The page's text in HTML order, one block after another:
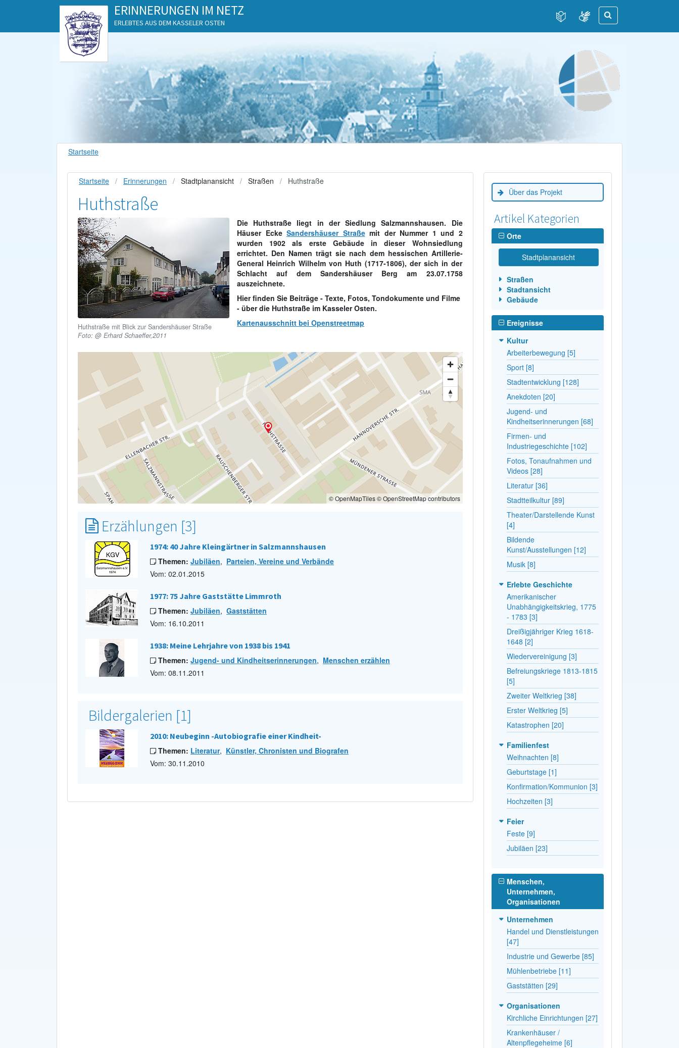
ERINNERUNGEN IM NETZ
ERLEBTES AUS DEM KASSELER OSTEN
Startseite
Startseite Erinnerungen Stadtplanansicht Straßen Huthstraße
Huthstraße
Huthstraße mit Blick zur Sandershäuser Straße
Foto: @ Erhard Schaeffer,2011
Die Huthstraße liegt in der Siedlung Salzmannshausen. Die
Häuser Ecke Sandershäuser Straßemit der Nummer 1 und 2
wurden 1902 als erste Gebäude in dieser Wohnsiedlung
errichtet. Den Namen trägt sie nach dem hessischen Artillerie-
General Heinrich Wilhelm von Huth (1717-1806), der sich in der
Schlacht auf dem Sandershäuser Berg am 23.07.1758
auszeichnete.
Hier finden Sie Beiträge - Texte, Fotos, Tondokumente und Filme
- über die Huthstraße im Kasseler Osten.
Kartenausschnitt bei Openstreetmap
© OpenMapTiles © OpenStreetMap contributors
Erzählungen [3]
1974: 40 Jahre Kleingärtner in Salzmannshausen
Themen: Jubiläen, Parteien, Vereine und Verbände
Vom: 02.01.2015
1977: 75 Jahre Gaststätte Limmroth
Themen: Jubiläen, Gaststätten
Vom: 16.10.2011
1938: Meine Lehrjahre von 1938 bis 1941
Themen: Jugend- und Kindheitserinnerungen, Menschen erzählen
Vom: 08.11.2011
Bildergalerien [1]
2010: Neubeginn -Autobiografie einer Kindheit-
Themen: Literatur, Künstler, Chronisten und Biografen
Vom: 30.11.2010
Über das Projekt
Artikel Kategorien
Orte
Stadtplanansicht
Straßen
Stadtansicht
Gebäude
Ereignisse
Kultur
Arbeiterbewegung [5]
Sport [8]
Stadtentwicklung [128]
Anekdoten [20]
Jugend- und
Kindheitserinnerungen [68]
Firmen- und
Industriegeschichte [102]
Fotos, Tonaufnahmen und
Videos [28]
Literatur [36]
Stadtteilkultur [89]
Theater/Darstellende Kunst
[4]
Bildende
Kunst/Ausstellungen [12]
Musik [8]
Erlebte Geschichte
Amerikanischer
Unabhängigkeitskrieg, 1775
- 1783 [3]
Dreißigjähriger Krieg 1618-
1648 [2]
Wiedervereinigung [3]
Befreiungskriege 1813-1815
[5]
Zweiter Weltkrieg [38]
Erster Weltkrieg [5]
Katastrophen [20]
Familienfest
Weihnachten [8]
Geburtstage [1]
Konfirmation/Kommunion [3]
Hochzeiten [3]
Feier
Feste [9]
Jubiläen [23]
Menschen,
Unternehmen,
Organisationen
Unternehmen
Handel und Dienstleistungen
[47]
Industrie und Gewerbe [85]
Mühlenbetriebe [11]
Gaststätten [29]
Organisationen
Kirchliche Einrichtungen [27]
Krankenhäuser /
Altenpflegeheime [6]